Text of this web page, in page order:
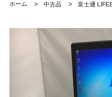
ホーム
> 中古品 > 富士通